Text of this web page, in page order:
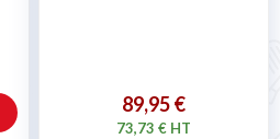
89,95 €
73,73 € HT